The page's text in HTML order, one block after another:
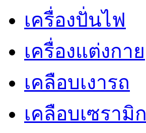
เครื่องปั่นไฟ
เครื่องแต่งกาย
เคลือบเงารถ
เคลือบเซรามิก